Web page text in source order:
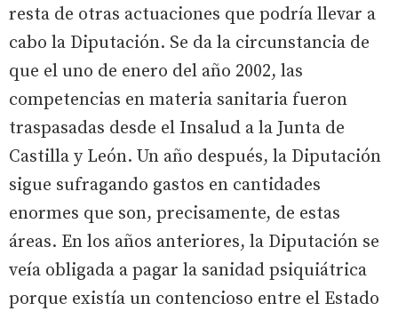
resta de otras actuaciones que podría llevar a
cabo la Diputación. Se da la circunstancia de
que el uno de enero del año 2002, las
competencias en materia sanitaria fueron
traspasadas desde el Insalud a la Junta de
Castilla y León. Un año después, la Diputación
sigue sufragando gastos en cantidades
enormes que son, precisamente, de estas
áreas. En los años anteriores, la Diputación se
veía obligada a pagar la sanidad psiquiátrica
porque existía un contencioso entre el Estado